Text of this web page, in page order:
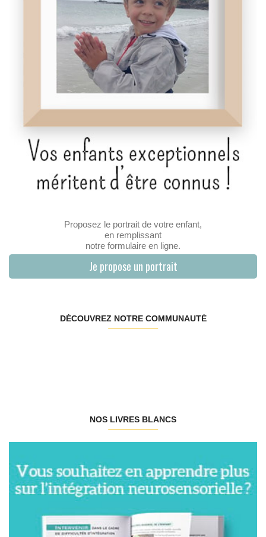
Proposez le portrait de votre enfant,
en remplissant
notre formulaire en ligne.
Je propose un portrait
DÉCOUVREZ NOTRE COMMUNAUTÉ
NOS LIVRES BLANCS